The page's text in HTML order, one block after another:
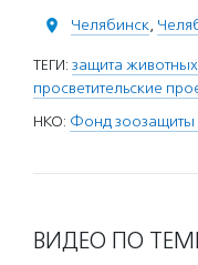
Челябинск,
ТЕГИ: защита животных
просветительские
НКО: Фонд зоозащиты
ВИДЕО ПО